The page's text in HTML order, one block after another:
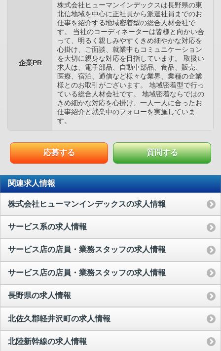
企業PR
株式会社ヒューマンインデックスは長野県の東
北信地域を中心に正社員から派遣社員までのお
仕事を紹介する地域密着型の総合人材会社で
す。 当社のコーディネーターは皆様と向かい合
って、明るく親しみやすくきめ細やかな対応を
心掛け、ご面談、就業中もコミュニケーション
を大切に親身な対応を目指しています。 取扱い
求人は、電子部品、自動車部品、食品、販売、
医療、宿泊、通信など様々な業界、業種の企業
様とのお取引がございます。 地域密着型で行っ
ている総合人材会社です。 地域密着ならではの
きめ細かな対応を心掛け、一人一人に合ったお
仕事紹介と就業中のフォローを実施していま
す。
応募する 質問する
関連求人情報
株式会社ヒューマンインデックスの求人情報
サービス系の求人情報
サービス店の店員・業務スタッフの求人情報
サービス店の店員・業務スタッフの求人情報
長野県の求人情報
北佐久郡軽井沢町の求人情報
北陸新幹線の求人情報